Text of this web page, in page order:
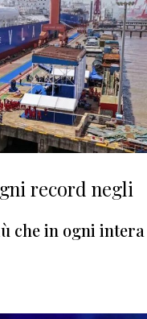
record negli
che in ogni intera